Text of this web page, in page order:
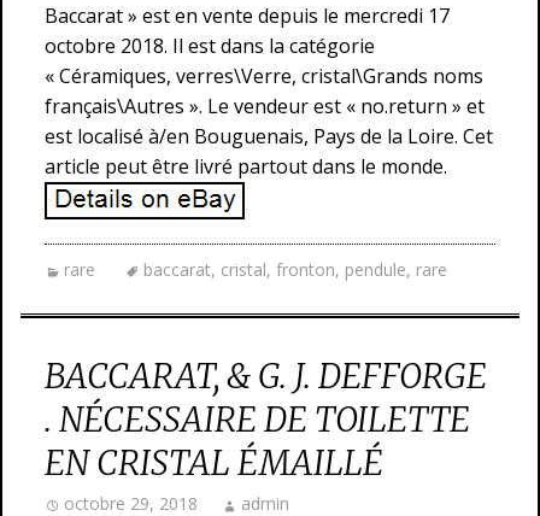
Baccarat » est en vente depuis le mercredi 17
octobre 2018. Il est dans la catégorie
« Céramiques, verres\Verre, cristal\Grands noms
français\Autres ». Le vendeur est « no.return » et
est localisé à/en Bouguenais, Pays de la Loire. Cet
article peut être livré partout dans le monde.
rare baccarat, cristal, fronton, pendule, rare
BACCARAT, & G. J. DEFFORGE
. NÉCESSAIRE DE TOILETTE
EN CRISTAL ÉMAILLÉ
octobre 29, 2018 admin